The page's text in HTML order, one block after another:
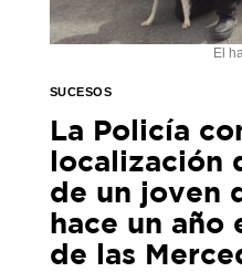
El
SUCESOS
La Policía
localización
de un joven
hace un año
de las